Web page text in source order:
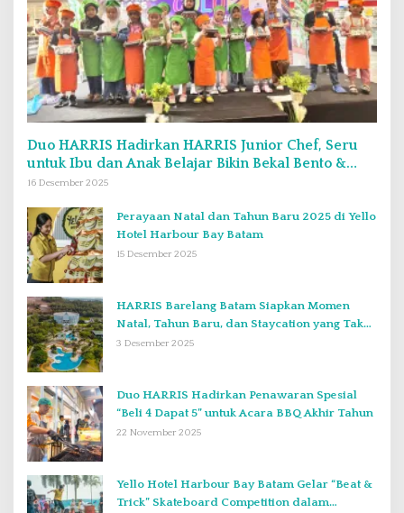
Duo HARRIS Hadirkan HARRIS Junior Chef, Seru
untuk Ibu dan Anak Belajar Bikin Bekal Bento &
Kimbab
16 Desember 2025
Perayaan Natal dan Tahun Baru 2025 di Yello
Hotel Harbour Bay Batam
15 Desember 2025
HARRIS Barelang Batam Siapkan Momen
Natal, Tahun Baru, dan Staycation yang Tak
Terlupakan di Desember 2025
3 Desember 2025
Duo HARRIS Hadirkan Penawaran Spesial
“Beli 4 Dapat 5” untuk Acara BBQ Akhir Tahun
22 November 2025
Yello Hotel Harbour Bay Batam Gelar “Beat &
Trick” Skateboard Competition dalam